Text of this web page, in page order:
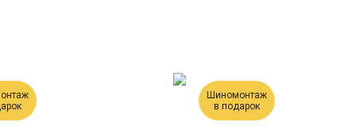
Шиномонтаж
в подарок